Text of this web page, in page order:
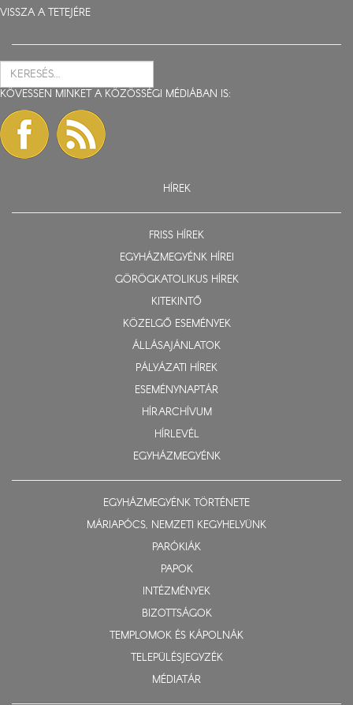
VISSZA A TETEJÉRE
KÖVESSEN MINKET A KÖZÖSSÉGI MÉDIÁBAN IS:
HÍREK
FRISS HÍREK
EGYHÁZMEGYÉNK HÍREI
GÖRÖGKATOLIKUS HÍREK
KITEKINTŐ
KÖZELGŐ ESEMÉNYEK
ÁLLÁSAJÁNLATOK
PÁLYÁZATI HÍREK
ESEMÉNYNAPTÁR
HÍRARCHÍVUM
HÍRLEVÉL
EGYHÁZMEGYÉNK
EGYHÁZMEGYÉNK TÖRTÉNETE
MÁRIAPÓCS, NEMZETI KEGYHELYÜNK
PARÓKIÁK
PAPOK
INTÉZMÉNYEK
BIZOTTSÁGOK
TEMPLOMOK ÉS KÁPOLNÁK
TELEPÜLÉSJEGYZÉK
MÉDIATÁR